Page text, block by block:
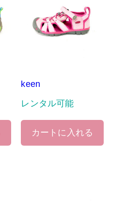
keen
レンタル可能
カートに入れる